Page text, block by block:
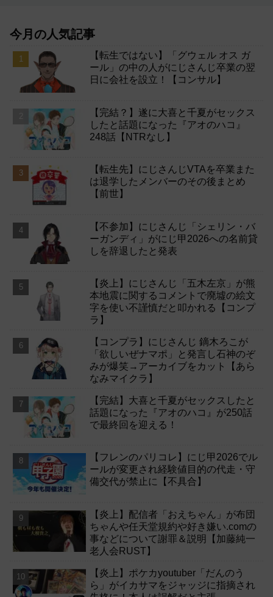
今月の人気記事
【転生ではない】「グウェル オス ガ
ール」の中の人がにじさんじ卒業の翌
日に会社を設立！【コンサル】
【完結？】遂に大喜と千夏がセックス
したと話題になった『アオのハコ』
248話【NTRなし】
【転生先】にじさんじVTAを卒業また
は退学したメンバーのその後まとめ
【前世】
【不参加】にじさんじ「シェリン・バ
ーガンディ」がにじ甲2026への名前貸
しを辞退したと発表
【炎上】にじさんじ「五木左京」が熊
本地震に関するコメントで廃墟の絵文
字を使い不謹慎だと叩かれる【コンプ
ラ】
【コンプラ】にじさんじ 鏑木ろこが
「欲しいぜナマポ」と発言し石神のぞ
みが爆笑→アーカイブをカット【あら
なみマイクラ】
【完結】大喜と千夏がセックスしたと
話題になった『アオのハコ』が250話
で最終回を迎える！
【フレンのパリコレ】にじ甲2026でル
ールが変更され経験値目的の代走・守
備交代が禁止に【不具合】
【炎上】配信者「おえちゃん」が布団
ちゃんや任天堂規約や好き嫌い.comの
事などについて謝罪＆説明【加藤純一
老人会RUST】
【炎上】ポケカyoutuber「だんのう
ら」がイカサマをジャッジに指摘され